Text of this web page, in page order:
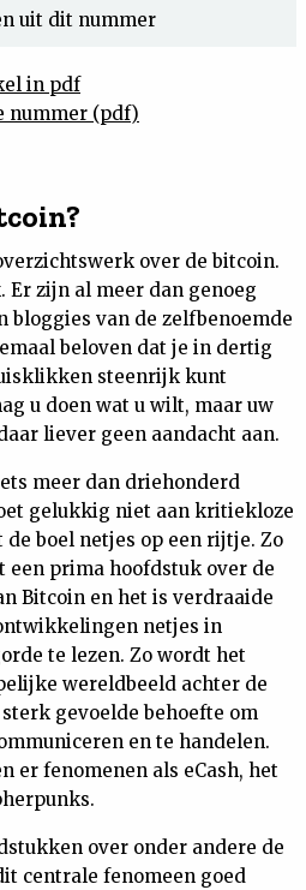
uit dit nummer
in pdf
nummer (pdf)
over de bitcoin.
Er zijn al meer dan genoeg
bloggies van de zelfbenoemde
beloven dat je in dertig
steenrijk kunt
u doen wat u wilt, maar uw
liever geen aandacht aan.
meer dan driehonderd
gelukkig niet aan kritiekloze
de boel netjes op een rijtje. Zo
een prima hoofdstuk over de
Bitcoin en het is verdraaide
netjes in
te lezen. Zo wordt het
wereldbeeld achter de
gevoelde behoefte om
en te handelen.
er fenomenen als eCash, het
over onder andere de
centrale fenomeen goed